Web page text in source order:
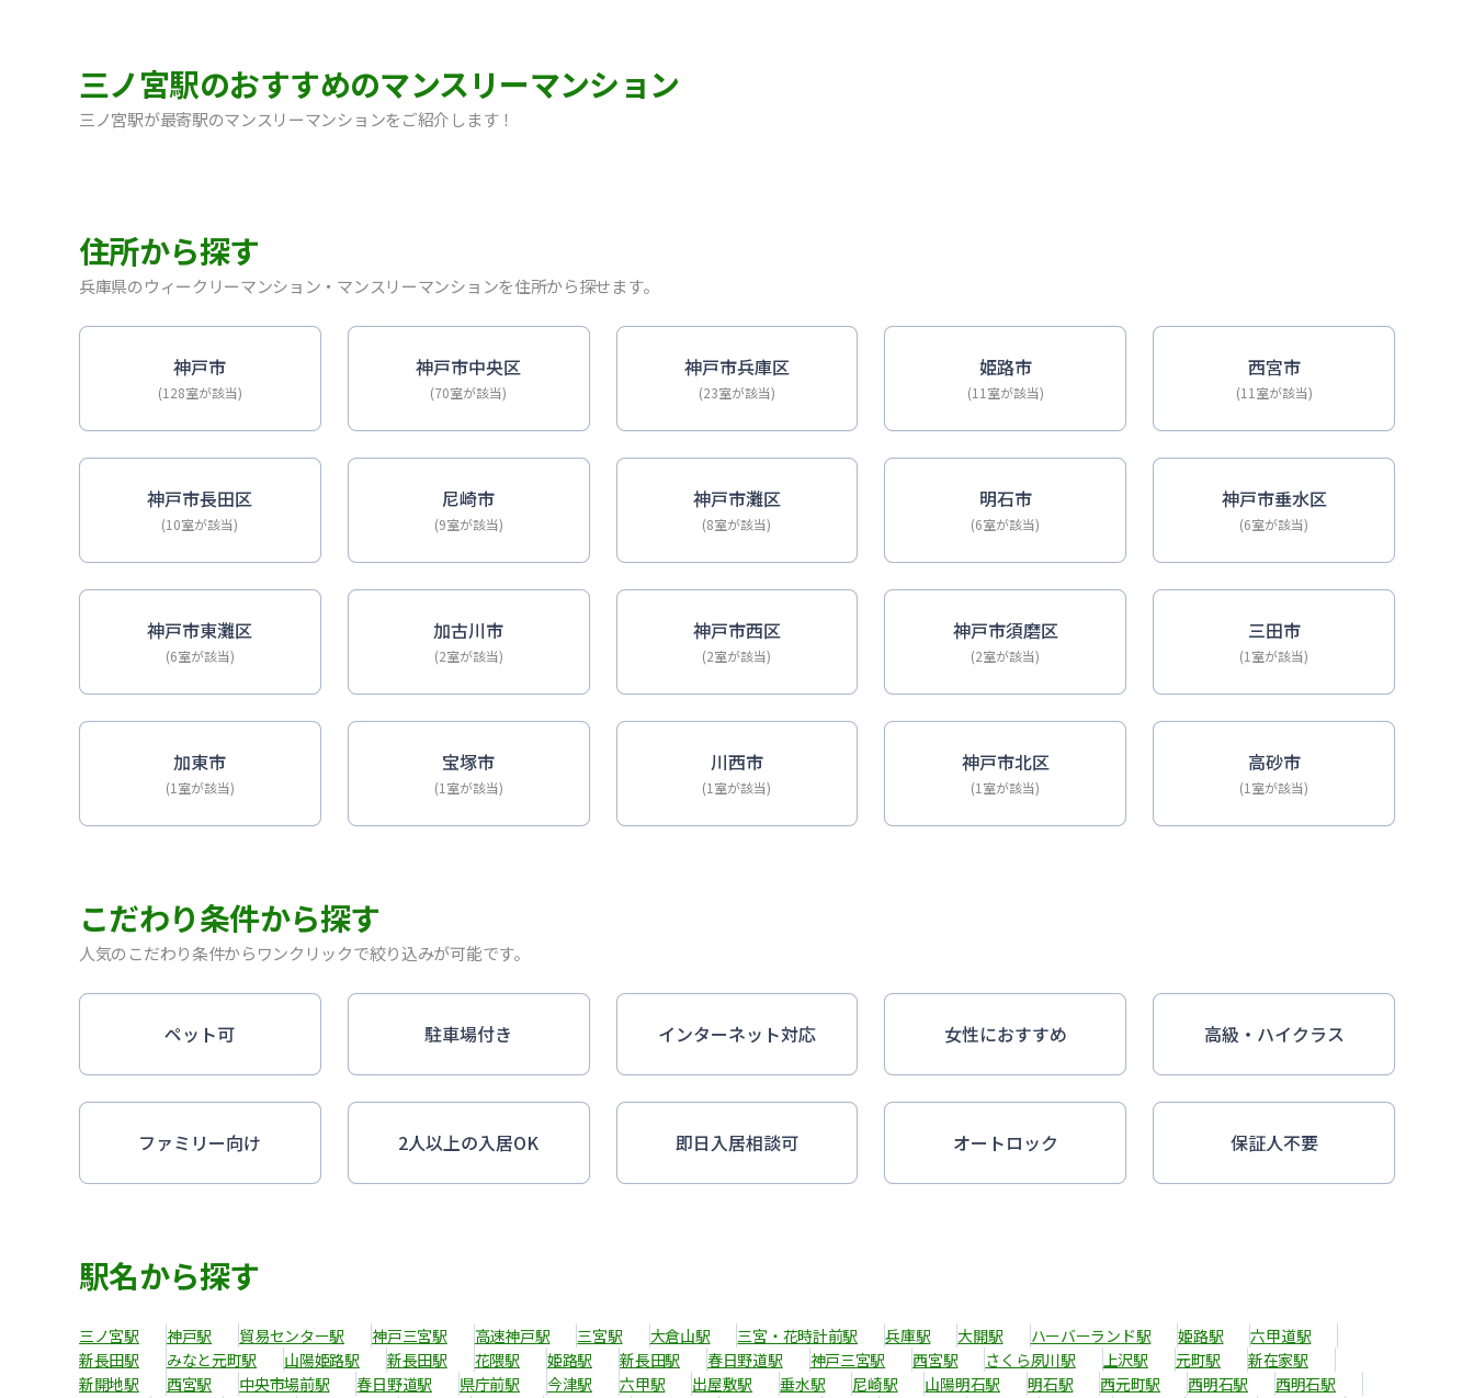
三ノ宮駅のおすすめのマンスリーマンション
三ノ宮駅が最寄駅のマンスリーマンションをご紹介します！
【神戸・三宮】Sステイ三宮ソレイユ｜Wi-Fi無料・禁煙・オール電化｜出張・単身赴任に
【三宮・花時計前】Sステイ三宮駅前ルシール｜禁煙ルーム・Wi-Fi無料｜オートロック
【神戸・三宮】Sステイ三宮駅前７｜禁煙ルーム・Wi-Fiレンタル可｜オートロック
【三宮・貿易センター】Sステイ三宮貿易センター前2｜禁煙ルーム・Wi-Fi無料｜オートロック｜ポートアイランドも近い
住所から探す
兵庫県のウィークリーマンション・マンスリーマンションを住所から探せます。
神戸市
(128室が該当)
神戸市中央区
(70室が該当)
神戸市兵庫区
(23室が該当)
姫路市
(11室が該当)
西宮市
(11室が該当)
神戸市長田区
(10室が該当)
尼崎市
(9室が該当)
神戸市灘区
(8室が該当)
明石市
(6室が該当)
神戸市垂水区
(6室が該当)
神戸市東灘区
(6室が該当)
加古川市
(2室が該当)
神戸市西区
(2室が該当)
神戸市須磨区
(2室が該当)
三田市
(1室が該当)
加東市
(1室が該当)
宝塚市
(1室が該当)
川西市
(1室が該当)
神戸市北区
(1室が該当)
高砂市
(1室が該当)
こだわり条件から探す
人気のこだわり条件からワンクリックで絞り込みが可能です。
ペット可 駐車場付き インターネット対応 女性におすすめ 高級・ハイクラス
ファミリー向け 2人以上の入居OK 即日入居相談可 オートロック 保証人不要
駅名から探す
三ノ宮駅 神戸駅 貿易センター駅 神戸三宮駅 高速神戸駅 三宮駅 大倉山駅 三宮・花時計前駅 兵庫駅 大開駅 ハーバーランド駅 姫路駅
六甲道駅
新長田駅
みなと元町駅 山陽姫路駅 新長田駅 花隈駅 姫路駅 新長田駅 春日野道駅 神戸三宮駅 西宮駅 さくら夙川駅 上沢駅 元町駅
新在家駅
新開地駅
西宮駅 中央市場前駅 春日野道駅 県庁前駅 今津駅 六甲駅 出屋敷駅 垂水駅 尼崎駅 山陽明石駅 明石駅 西元町駅 西明石駅
西明石駅